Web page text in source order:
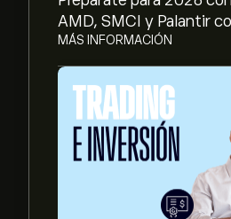
AMD, SMCI y Palantir
MÁS INFORMACIÓN
El precio actual de las
El precio medio